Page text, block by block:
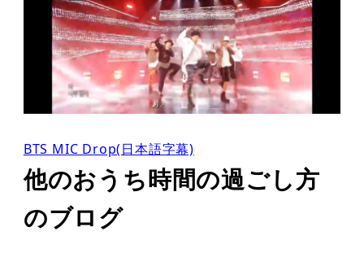
BTS MIC Drop(日本語字幕)
他のおうち時間の過ごし方
のブログ